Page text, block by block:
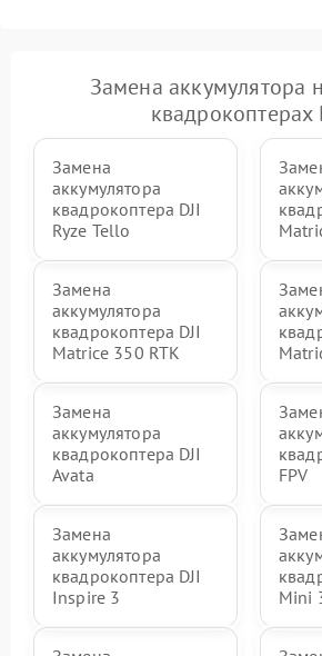
Замена аккумулятора
квадрокоптерах
Замена
аккумулятора
квадрокоптера DJI
Ryze Tello
Замена
аккумулятора
квадрокоптера DJI
Matrice 350 RTK
Замена
аккумулятора
квадрокоптера DJI
Avata
FPV
Замена
аккумулятора
квадрокоптера DJI
Inspire 3
Mini